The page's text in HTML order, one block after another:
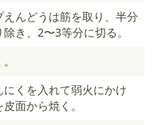
んどうは筋を取り、半分
き、2〜3等分に切る。
くを入れて弱火にかけ
面から焼く。